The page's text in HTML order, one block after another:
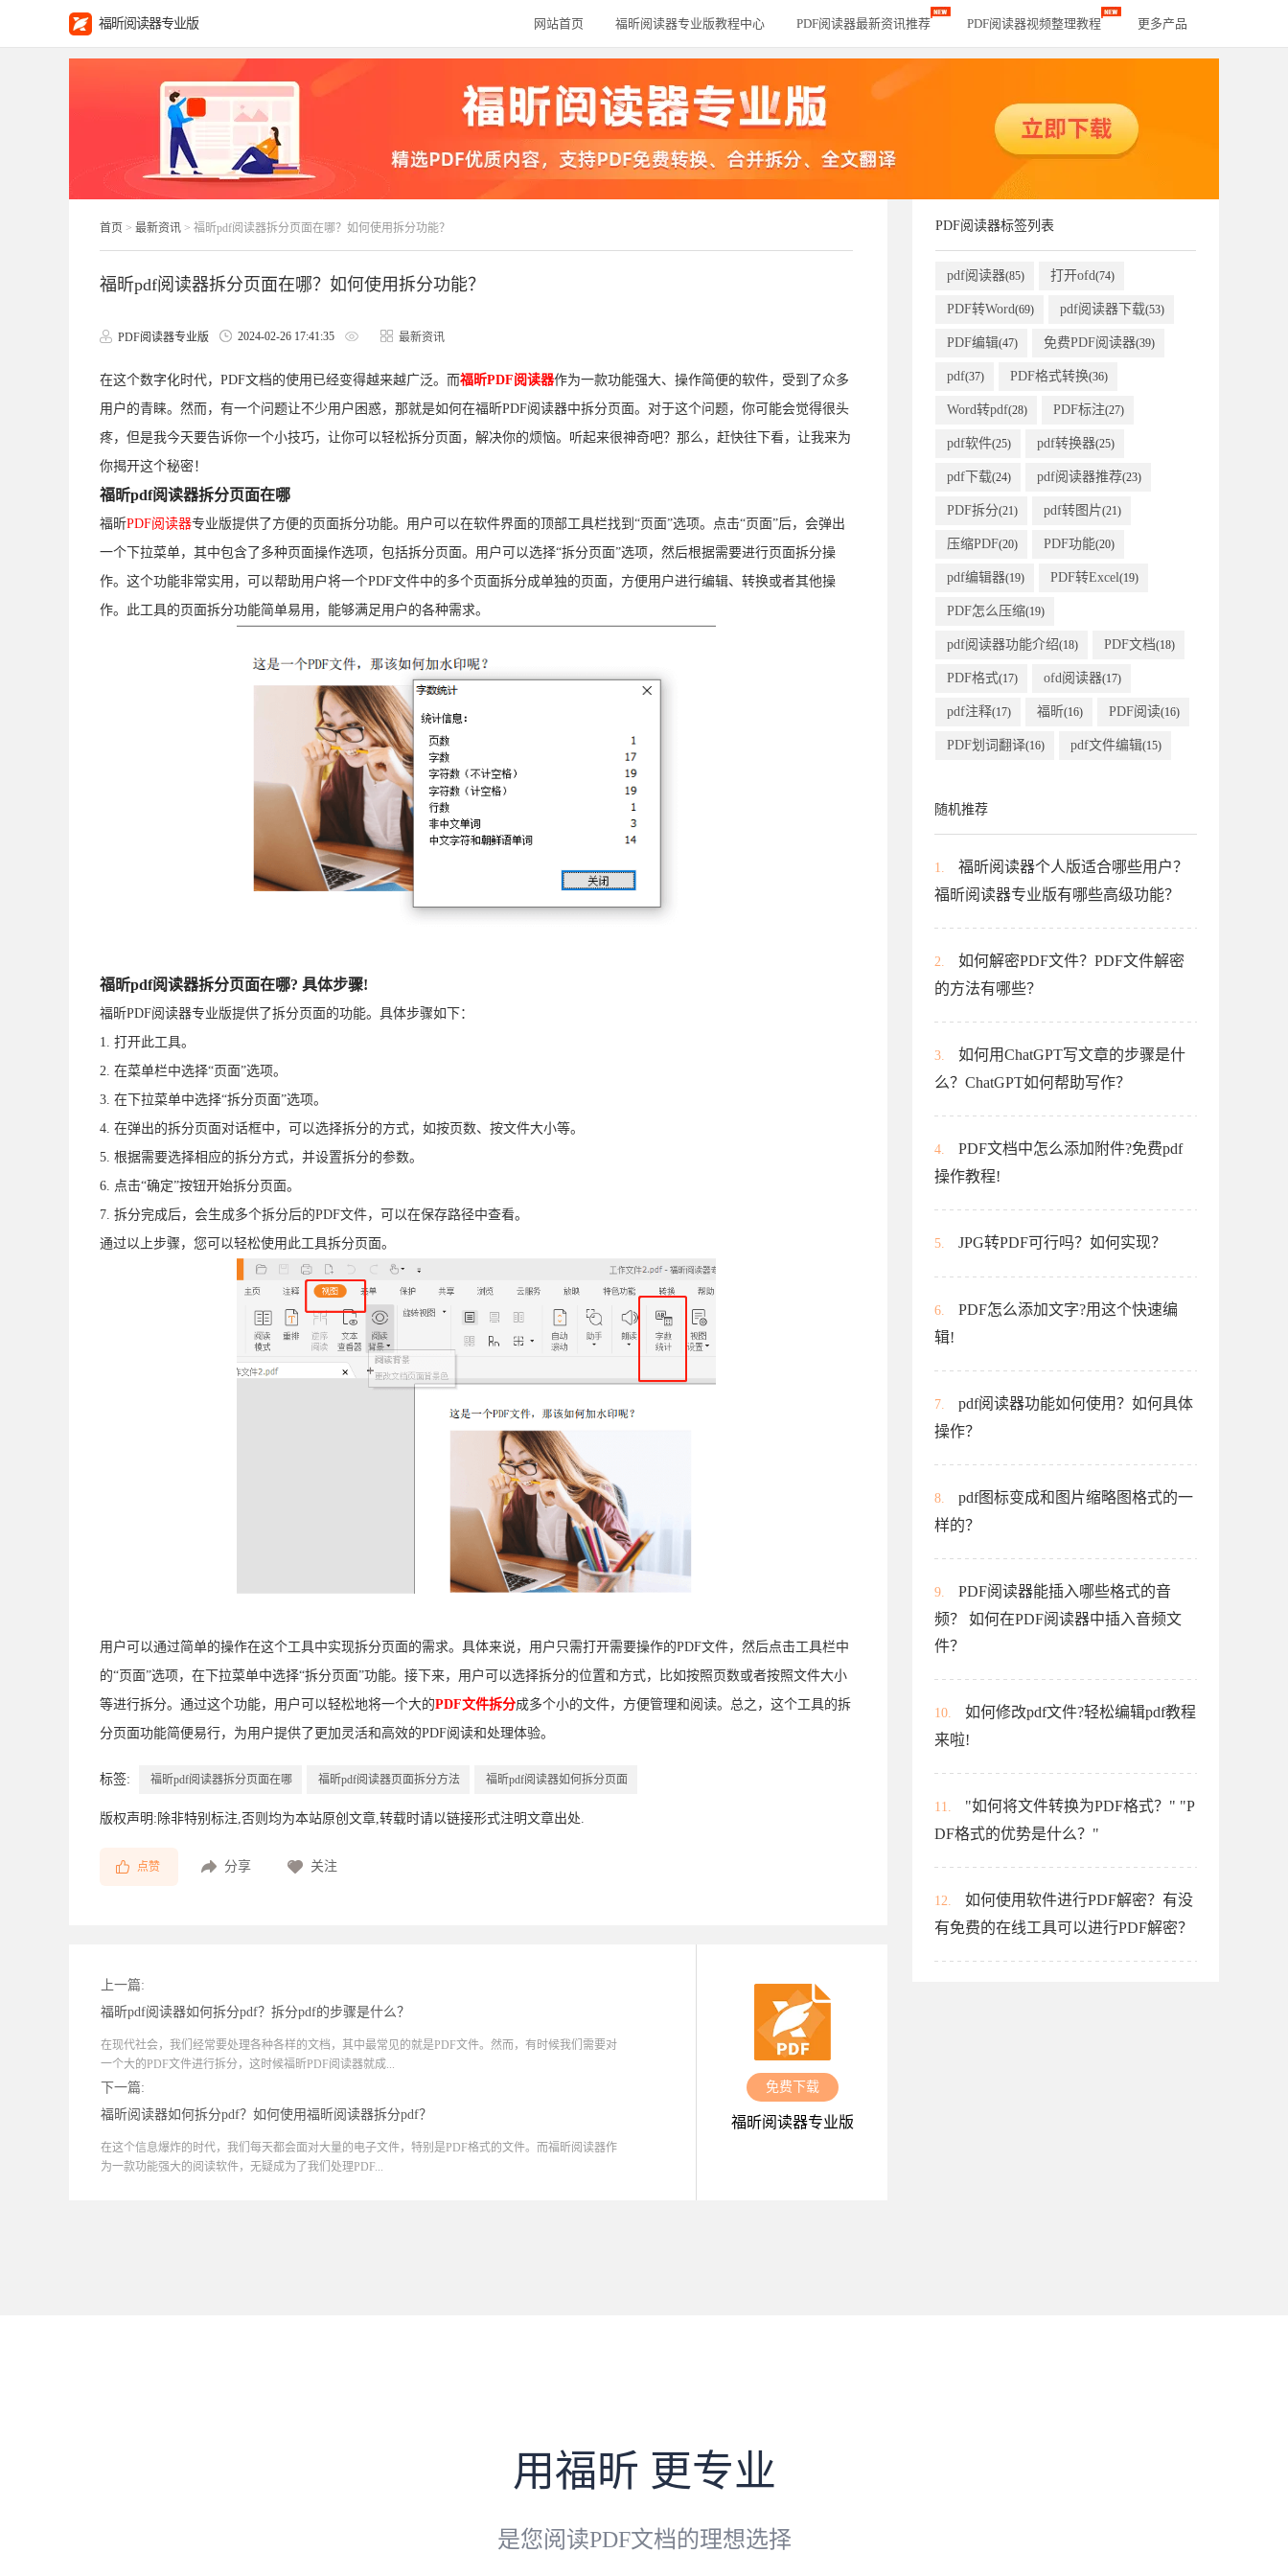
福昕阅读器专业版 网站首页 福昕阅读器专业版教程中心 PDF阅读器最新资讯推荐 PDF阅读器视频整理教程 更多产品
首页 > 最新资讯 > 福昕pdf阅读器拆分页面在哪？如何使用拆分功能？
福昕pdf阅读器拆分页面在哪？如何使用拆分功能？
PDF阅读器专业版 2024-02-26 17:41:35 最新资讯
在这个数字化时代，PDF文档的使用已经变得越来越广泛。而福昕PDF阅读器作为一款功能强大、操作简便的软件，受到了众多
用户的青睐。然而，有一个问题让不少用户困惑，那就是如何在福昕PDF阅读器中拆分页面。对于这个问题，你可能会觉得很头
疼，但是我今天要告诉你一个小技巧，让你可以轻松拆分页面，解决你的烦恼。听起来很神奇吧？那么，赶快往下看，让我来为
你揭开这个秘密！
福昕pdf阅读器拆分页面在哪
福昕PDF阅读器专业版提供了方便的页面拆分功能。用户可以在软件界面的顶部工具栏找到“页面”选项。点击“页面”后，会弹出
一个下拉菜单，其中包含了多种页面操作选项，包括拆分页面。用户可以选择“拆分页面”选项，然后根据需要进行页面拆分操
作。这个功能非常实用，可以帮助用户将一个PDF文件中的多个页面拆分成单独的页面，方便用户进行编辑、转换或者其他操
作。此工具的页面拆分功能简单易用，能够满足用户的各种需求。
福昕pdf阅读器拆分页面在哪? 具体步骤!
福昕PDF阅读器专业版提供了拆分页面的功能。具体步骤如下：
1. 打开此工具。
2. 在菜单栏中选择“页面”选项。
3. 在下拉菜单中选择“拆分页面”选项。
4. 在弹出的拆分页面对话框中，可以选择拆分的方式，如按页数、按文件大小等。
5. 根据需要选择相应的拆分方式，并设置拆分的参数。
6. 点击“确定”按钮开始拆分页面。
7. 拆分完成后，会生成多个拆分后的PDF文件，可以在保存路径中查看。
通过以上步骤，您可以轻松使用此工具拆分页面。
用户可以通过简单的操作在这个工具中实现拆分页面的需求。具体来说，用户只需打开需要操作的PDF文件，然后点击工具栏中
的“页面”选项，在下拉菜单中选择“拆分页面”功能。接下来，用户可以选择拆分的位置和方式，比如按照页数或者按照文件大小
等进行拆分。通过这个功能，用户可以轻松地将一个大的PDF文件拆分成多个小的文件，方便管理和阅读。总之，这个工具的拆
分页面功能简便易行，为用户提供了更加灵活和高效的PDF阅读和处理体验。
标签: 福昕pdf阅读器拆分页面在哪 福昕pdf阅读器页面拆分方法 福昕pdf阅读器如何拆分页面
版权声明:除非特别标注,否则均为本站原创文章,转载时请以链接形式注明文章出处.
点赞 分享 关注
上一篇:
福昕pdf阅读器如何拆分pdf？拆分pdf的步骤是什么？
在现代社会，我们经常要处理各种各样的文档，其中最常见的就是PDF文件。然而，有时候我们需要对
一个大的PDF文件进行拆分，这时候福昕PDF阅读器就成...
下一篇:
福昕阅读器如何拆分pdf？如何使用福昕阅读器拆分pdf？
在这个信息爆炸的时代，我们每天都会面对大量的电子文件，特别是PDF格式的文件。而福昕阅读器作
为一款功能强大的阅读软件，无疑成为了我们处理PDF...
福昕阅读器专业版
免费下载
PDF阅读器标签列表
pdf阅读器(85) 打开ofd(74)
PDF转Word(69) pdf阅读器下载(53)
PDF编辑(47) 免费PDF阅读器(39)
pdf(37) PDF格式转换(36)
Word转pdf(28) PDF标注(27)
pdf软件(25) pdf转换器(25)
pdf下载(24) pdf阅读器推荐(23)
PDF拆分(21) pdf转图片(21)
压缩PDF(20) PDF功能(20)
pdf编辑器(19) PDF转Excel(19)
PDF怎么压缩(19)
pdf阅读器功能介绍(18) PDF文档(18)
PDF格式(17) ofd阅读器(17)
pdf注释(17) 福昕(16) PDF阅读(16)
PDF划词翻译(16) pdf文件编辑(15)
随机推荐
1.
福昕阅读器个人版适合哪些用户？
福昕阅读器专业版有哪些高级功能？
2.
如何解密PDF文件？PDF文件解密
的方法有哪些？
3.
如何用ChatGPT写文章的步骤是什
么？ChatGPT如何帮助写作？
4.
PDF文档中怎么添加附件?免费pdf
操作教程!
5. JPG转PDF可行吗？如何实现？
6.
PDF怎么添加文字?用这个快速编
辑!
7.
pdf阅读器功能如何使用？如何具体
操作？
8.
pdf图标变成和图片缩略图格式的一
样的？
9.
PDF阅读器能插入哪些格式的音
频？ 如何在PDF阅读器中插入音频文
件？
10.
如何修改pdf文件?轻松编辑pdf教程
来啦!
11.
"如何将文件转换为PDF格式？" "P
DF格式的优势是什么？"
12.
如何使用软件进行PDF解密？有没
有免费的在线工具可以进行PDF解密？
用福昕 更专业
是您阅读PDF文档的理想选择